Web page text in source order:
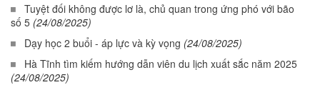
Tuyệt đối không được lơ là, chủ quan trong ứng phó với bão
số 5 (24/08/2025)
Dạy học 2 buổi - áp lực và kỳ vọng (24/08/2025)
Hà Tĩnh tìm kiếm hướng dẫn viên du lịch xuất sắc năm 2025
(24/08/2025)